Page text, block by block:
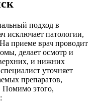
подход в
исключает патологии,
приеме врач проводит
делает осмотр и
и нижних
уточняет
препаратов,
Помимо этого,